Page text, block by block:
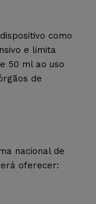
como
e limita
50 ml ao uso
de
nacional de
oferecer: